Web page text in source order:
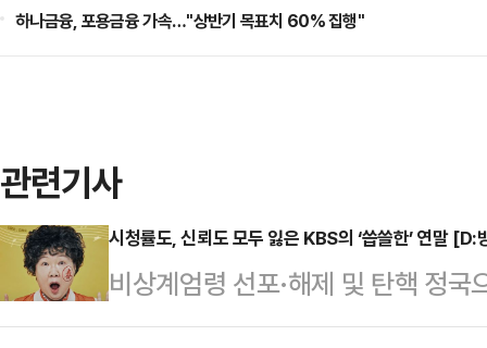
하나금융, 포용금융 가속…"상반기 목표치 60% 집행"
관련기사
시청률도, 신뢰도 모두 잃은 KBS의 ‘씁쓸한’ 연말 [D:
비상계엄령 선포·해제 및 탄핵 정
들이 결방했지만 이 틈을 뉴스 특보